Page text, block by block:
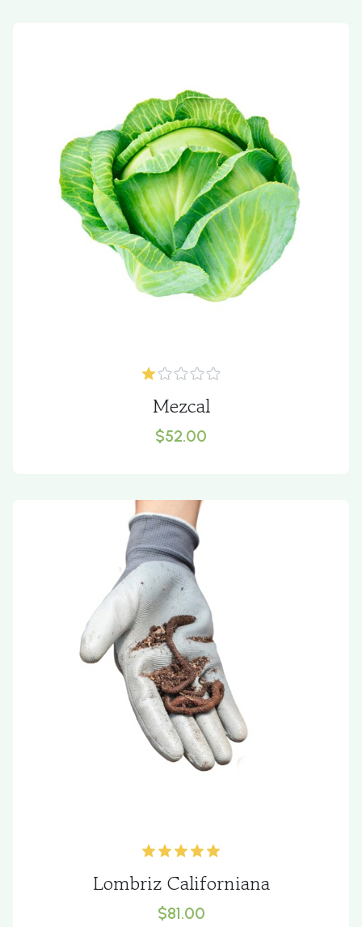
Mezcal
$52.00
Lombriz Californiana
$81.00